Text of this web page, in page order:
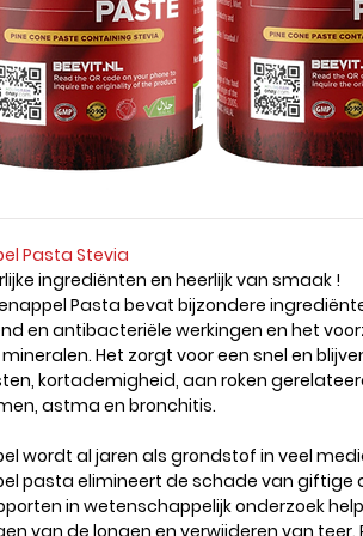
Pasta Stevia
ingrediënten en heerlijk van smaak !
Pasta bevat bijzondere
en antibacteriële werkingen en het
Het zorgt voor een snel en
kortademigheid, aan roken
astma en bronchitis.
wordt al jaren als grondstof in veel
pasta elimineert de schade van giftige
in wetenschappelijk onderzoek
van de longen en verwijderen van teer.